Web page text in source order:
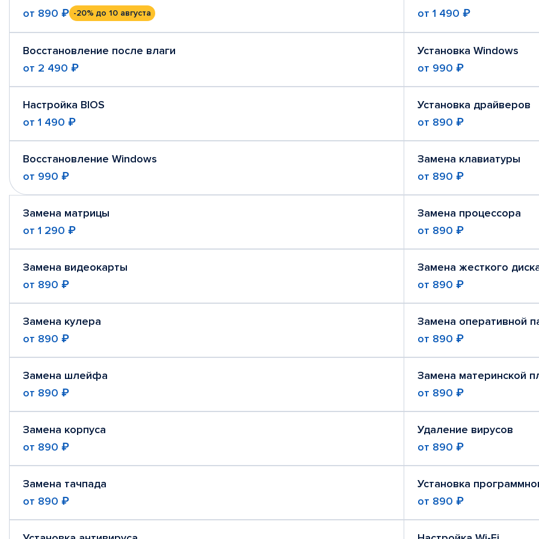
от 890 ₽ -20% до 10 августа
от 1 490 ₽
Восстановление после влаги
от 2 490 ₽
Установка Windows
от 990 ₽
Настройка BIOS
от 1 490 ₽
Установка драйверов
от 890 ₽
Восстановление Windows
от 990 ₽
Замена клавиатуры
от 890 ₽
Замена матрицы
от 1 290 ₽
Замена процессора
от 890 ₽
Замена видеокарты
от 890 ₽
Замена жесткого
от 890 ₽
Замена кулера
от 890 ₽
Замена оперативной
от 890 ₽
Замена шлейфа
от 890 ₽
Замена материнской
от 890 ₽
Замена корпуса
от 890 ₽
Удаление вирусов
от 890 ₽
Замена тачпада
от 890 ₽
Установка
от 890 ₽